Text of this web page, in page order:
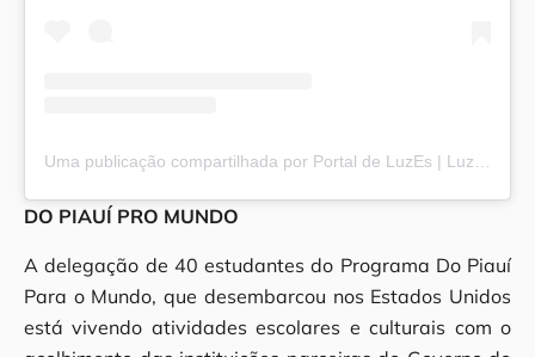
DO PIAUÍ PRO MUNDO
A delegação de 40 estudantes do Programa Do Piauí
Para o Mundo, que desembarcou nos Estados Unidos
está vivendo atividades escolares e culturais com o